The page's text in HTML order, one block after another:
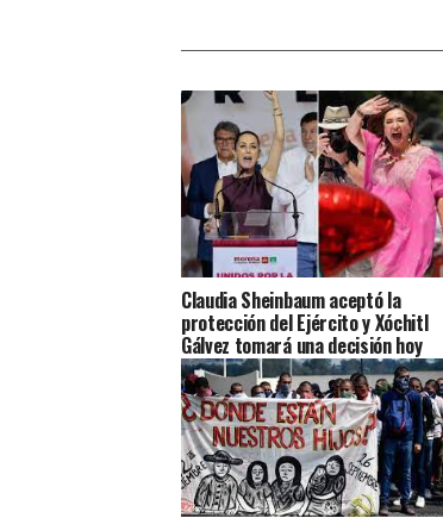
Claudia Sheinbaum aceptó la
protección del Ejército y Xóchitl
Gálvez tomará una decisión hoy